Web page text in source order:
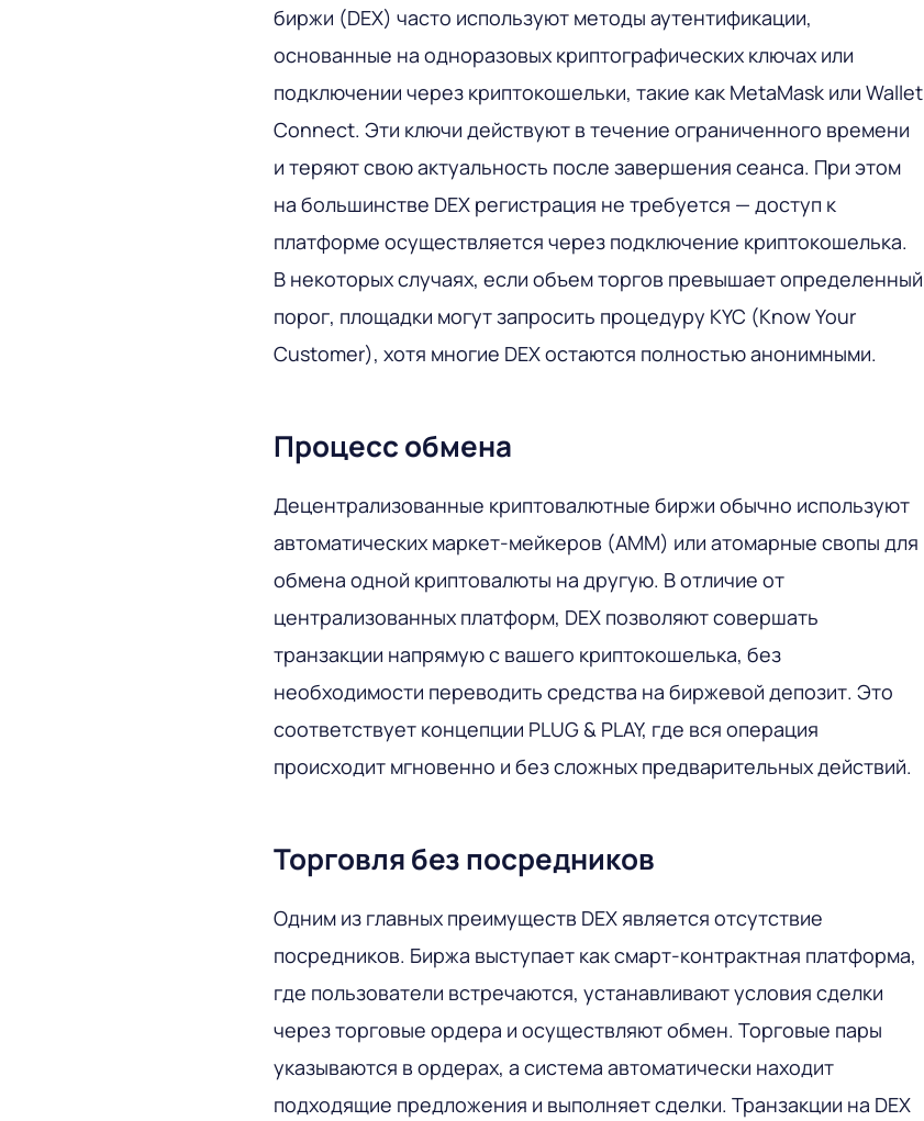
биржи (DEX) часто используют методы аутентификации,
основанные на одноразовых криптографических ключах или
подключении через криптокошельки, такие как MetaMask или Wallet
Connect. Эти ключи действуют в течение ограниченного времени
и теряют свою актуальность после завершения сеанса. При этом
на большинстве DEX регистрация не требуется — доступ к
платформе осуществляется через подключение криптокошелька.
В некоторых случаях, если объем торгов превышает определенный
порог, площадки могут запросить процедуру KYC (Know Your
Customer), хотя многие DEX остаются полностью анонимными.
Процесс обмена
Децентрализованные криптовалютные биржи обычно используют
автоматических маркет-мейкеров (AMM) или атомарные свопы для
обмена одной криптовалюты на другую. В отличие от
централизованных платформ, DEX позволяют совершать
транзакции напрямую с вашего криптокошелька, без
необходимости переводить средства на биржевой депозит. Это
соответствует концепции PLUG & PLAY, где вся операция
происходит мгновенно и без сложных предварительных действий.
Торговля без посредников
Одним из главных преимуществ DEX является отсутствие
посредников. Биржа выступает как смарт-контрактная платформа,
где пользователи встречаются, устанавливают условия сделки
через торговые ордера и осуществляют обмен. Торговые пары
указываются в ордерах, а система автоматически находит
подходящие предложения и выполняет сделки. Транзакции на DEX